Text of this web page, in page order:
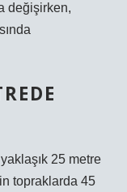
değişirken,
25 metre
topraklarda 45